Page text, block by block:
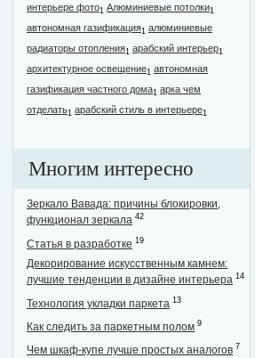
интерьере фото1 Алюминиевые потолки1
автономная газификация1 алюминиевые
радиаторы отопления1 арабский интерьер1
архитектурное освещение1 автономная
газификация частного дома1 арка чем
отделать1 арабский стиль в интерьере1
Многим интересно
Зеркало Вавада: причины блокировки,
функционал зеркала 42
Статья в разработке 19
Декорирование искусственным камнем:
лучшие тенденции в дизайне интерьера 14
Технология укладки паркета 13
Как следить за паркетным полом 9
Чем шкаф-купе лучше простых аналогов 7